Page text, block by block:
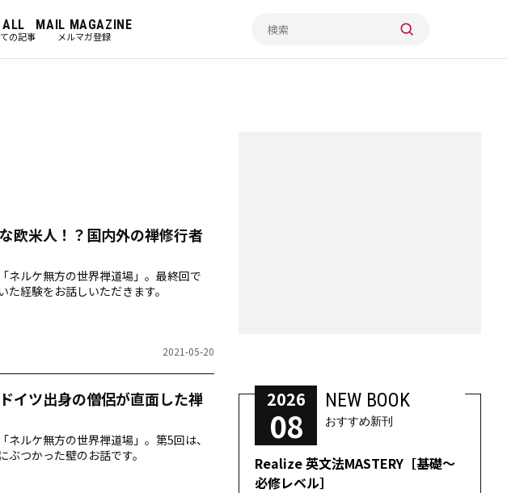
ALL
の記事
MAIL MAGAZINE
メルマガ登録
欧米人！？国内外の禅修行者
ネルケ無方の世界禅道場」。最終回で
経験をお話しいただきます。
2021-05-20
イツ出身の僧侶が直面した禅
ネルケ無方の世界禅道場」。第5回は、
つかった壁のお話です。
2026
08
NEW BOOK
おすすめ新刊
Realize 英文法MASTERY［基礎～
必修レベル］